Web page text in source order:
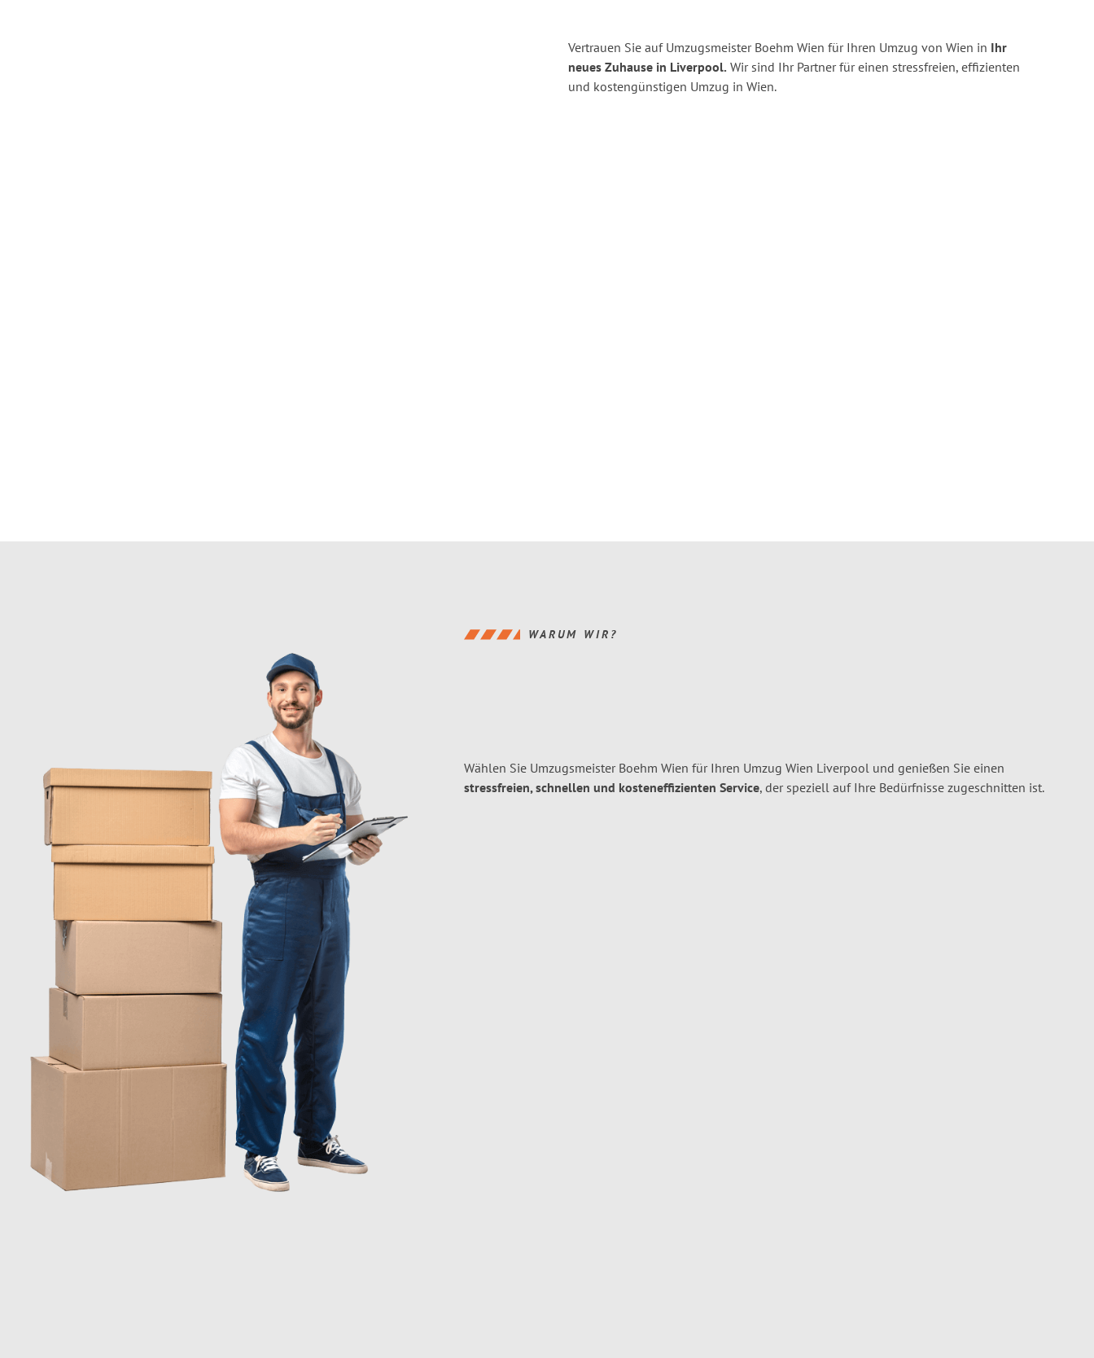
Vertrauen Sie auf Umzugsmeister Boehm Wien für Ihren Umzug von Wien in Ihr
neues Zuhause in Liverpool. Wir sind Ihr Partner für einen stressfreien, effizienten
und kostengünstigen Umzug in Wien.
WARUM WIR?
Wählen Sie Umzugsmeister Boehm Wien für Ihren Umzug Wien Liverpool und genießen Sie einen
stressfreien, schnellen und kosteneffizienten Service, der speziell auf Ihre Bedürfnisse zugeschnitten ist.